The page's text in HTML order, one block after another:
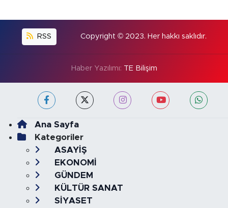
RSS Copyright © 2023. Her hakkı saklıdır.
Haber Yazılımı: TE Bilişim
Ana Sayfa
Kategoriler
ASAYİŞ
EKONOMİ
GÜNDEM
KÜLTÜR SANAT
SİYASET